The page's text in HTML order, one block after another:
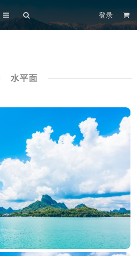
登录
水平面